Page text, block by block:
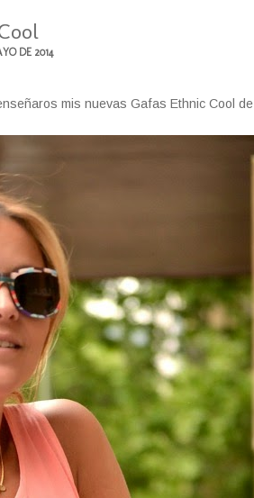
DE 2014
mis nuevas Gafas Ethnic Cool de